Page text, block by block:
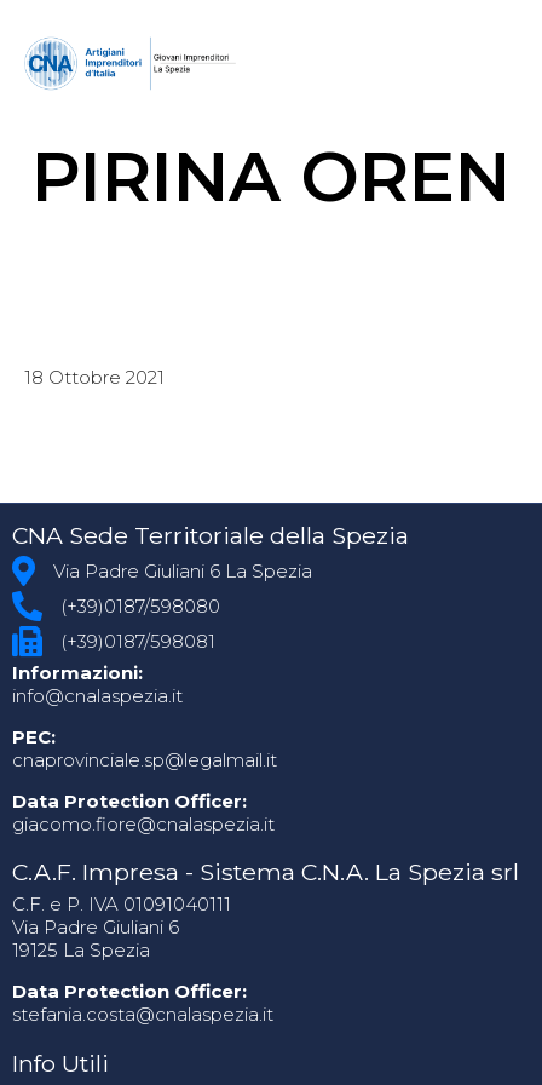
PIRINA OREN
18 Ottobre 2021
CNA Sede Territoriale della Spezia
Via Padre Giuliani 6 La Spezia
(+39)0187/598080
(+39)0187/598081
Informazioni:
info@cnalaspezia.it
PEC:
cnaprovinciale.sp@legalmail.it
Data Protection Officer:
giacomo.fiore@cnalaspezia.it
C.A.F. Impresa - Sistema C.N.A. La Spezia srl
C.F. e P. IVA 01091040111
Via Padre Giuliani 6
19125 La Spezia
Data Protection Officer:
stefania.costa@cnalaspezia.it
Info Utili